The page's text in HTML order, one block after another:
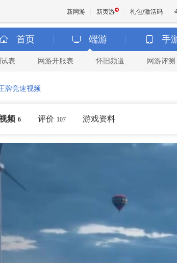
新网游 新页游 礼包/激活码
首页 端游 手
表 网游开服表 怀旧频道 网游评测
牌竞速视频
频 6 评价 107 游戏资料